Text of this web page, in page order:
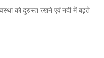
को दुरुस्त रखने एवं नदी में बढ़ते